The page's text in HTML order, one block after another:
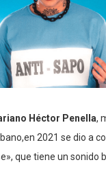
Héctor Penella,
2021 se dio a
que tiene un sonido